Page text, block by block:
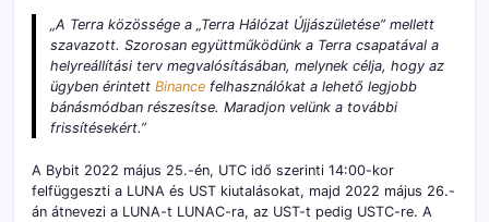
„A Terra közössége a „Terra Hálózat Újjászületése” mellett
szavazott. Szorosan együttműködünk a Terra csapatával a
helyreállítási terv megvalósításában, melynek célja, hogy az
ügyben érintett Binancefelhasználókat a lehető legjobb
bánásmódban részesítse. Maradjon velünk a további
frissítésekért.”
A Bybit 2022 május 25.-én, UTC idő szerinti 14:00-kor
felfüggeszti a LUNA és UST kiutalásokat, majd 2022 május 26.-
án átnevezi a LUNA-t LUNAC-ra, az UST-t pedig USTC-re. A